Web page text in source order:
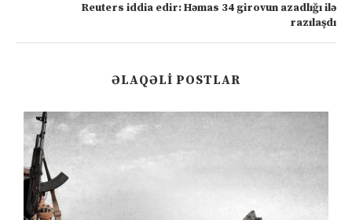
Reuters iddia edir: Həmas 34 girovun azadlığı ilə
razılaşdı
ƏLAQƏLI POSTLAR